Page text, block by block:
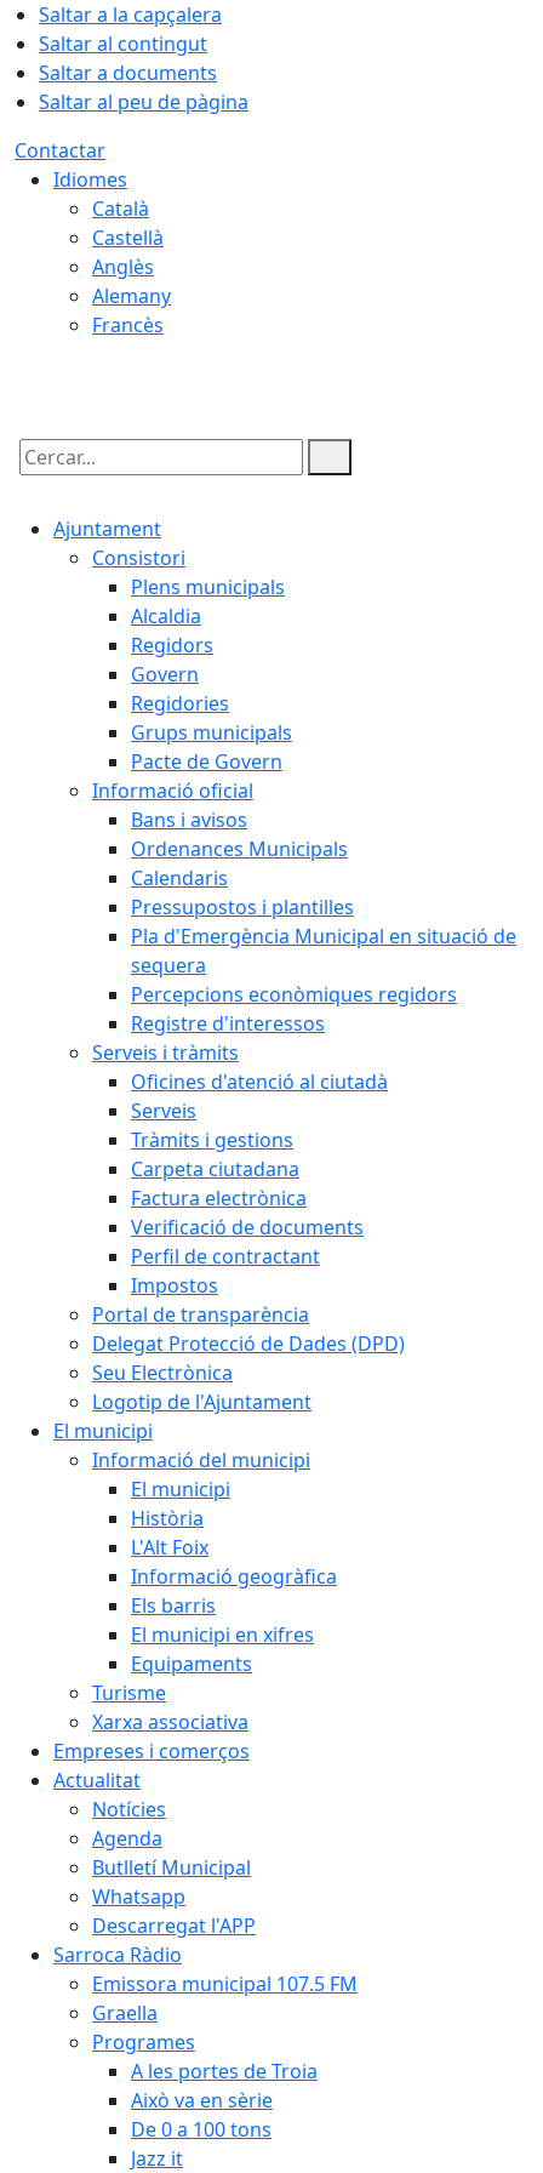
Saltar a la capçalera
Saltar al contingut
Saltar a documents
Saltar al peu de pàgina
Contactar
Idiomes
Català
Castellà
Anglès
Alemany
Francès
Cercar:
Ajuntament
Consistori
Plens municipals
Alcaldia
Regidors
Govern
Regidories
Grups municipals
Pacte de Govern
Informació oficial
Bans i avisos
Ordenances Municipals
Calendaris
Pressupostos i plantilles
Pla d'Emergència Municipal en situació de
sequera
Percepcions econòmiques regidors
Registre d'interessos
Serveis i tràmits
Oficines d'atenció al ciutadà
Serveis
Tràmits i gestions
Carpeta ciutadana
Factura electrònica
Verificació de documents
Perfil de contractant
Impostos
Portal de transparència
Delegat Protecció de Dades (DPD)
Seu Electrònica
Logotip de l'Ajuntament
El municipi
Informació del municipi
El municipi
Història
L'Alt Foix
Informació geogràfica
Els barris
El municipi en xifres
Equipaments
Turisme
Xarxa associativa
Empreses i comerços
Actualitat
Notícies
Agenda
Butlletí Municipal
Whatsapp
Descarregat l'APP
Sarroca Ràdio
Emissora municipal 107.5 FM
Graella
Programes
A les portes de Troia
Això va en sèrie
De 0 a 100 tons
Jazz it